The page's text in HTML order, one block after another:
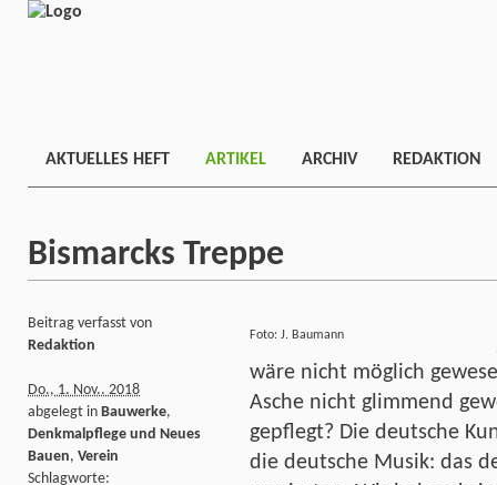
AKTUELLES HEFT ARTIKEL ARCHIV REDAKTION
Bismarcks Treppe
Foto: J. Baumann
wäre nicht möglich
Asche nicht glimmend
gepflegt? Die deutsche
die deutsche Musik: das
Beitrag verfasst von
Redaktion
Do., 1. Nov.. 2018
abgelegt in Bauwerke,
Denkmalpflege und Neues
Bauen, Verein
Schlagworte: